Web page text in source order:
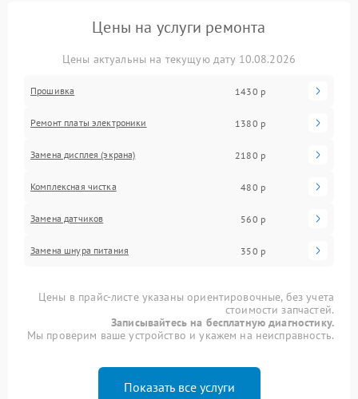
Цены на услуги ремонта
Цены актуальны на текущую дату 10.08.2026
Прошивка 1430 р
Ремонт платы электроники 1380 р
Замена дисплея (экрана) 2180 р
Комплексная чистка 480 р
Замена датчиков 560 р
Замена шнура питания 350 р
Цены в прайс-листе указаны ориентировочные, без учета
стоимости запчастей.
Записывайтесь на бесплатную диагностику.
Мы проверим ваше устройство и укажем на неисправность.
Показать все услуги